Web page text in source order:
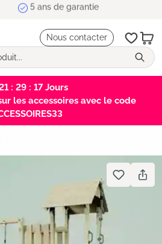
5 ans de garantie
Nous contacter
: 29 : 17Jours
les accessoires avec le code